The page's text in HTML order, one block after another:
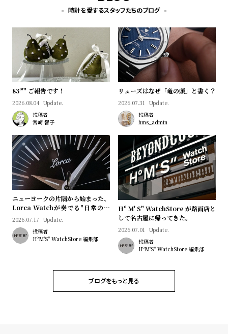
計
保
証
プ
ラ
ス
印
サ
ー
ビ
ス
よ
く
あ
る
質
問
お
問
い
合
わ
せ
時計を愛するスタッフたちのブログ
83º'" ご報告です！
2026.08.04 Update.
投稿者
宮﨑 智子
リューズはなぜ「竜の頭」と書く？
2026.07.31 Update.
投稿者
hms_admin
ニューヨークの片隅から始まった、
Lorca Watchが奏でる"日常のロ
マン"｜Brand Picks #08
2026.07.17 Update.
投稿者
HºM'S" WatchStore 編集部
Hº M' S" WatchStore が路面店と
して名古屋に帰ってきた。
2026.07.01 Update.
投稿者
HºM'S" WatchStore 編集部
ブログをもっと見る